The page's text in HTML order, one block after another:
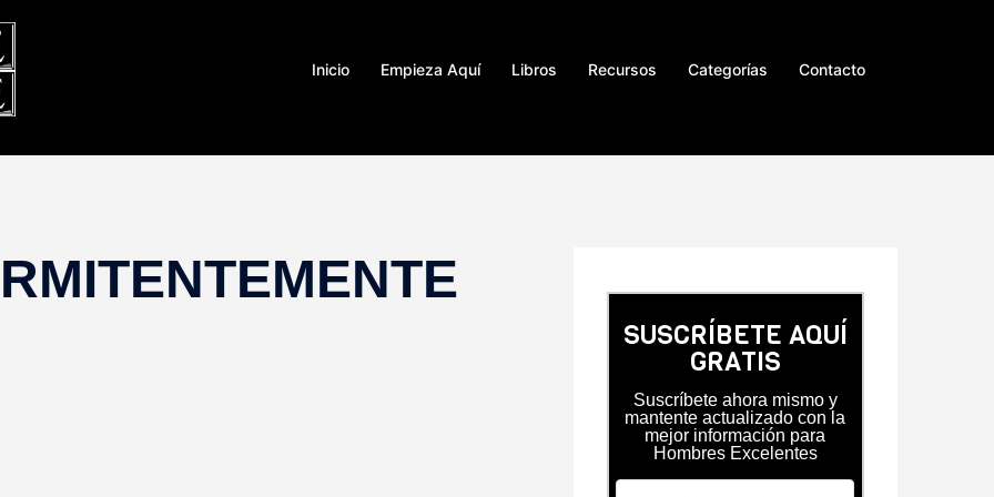
Inicio Empieza Aquí Libros Recursos Categorías Contacto
SUSCRÍBETE AQUÍ
GRATIS
Suscríbete ahora mismo y
mantente actualizado con la
mejor información para
Hombres Excelentes